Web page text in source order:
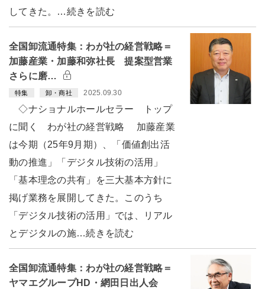
してきた。…続きを読む
全国卸流通特集：わが社の経営戦略＝
加藤産業・加藤和弥社長 提案型営業
さらに磨…
特集 卸・商社 2025.09.30
◇ナショナルホールセラー トップ
に聞く わが社の経営戦略 加藤産業
は今期（25年9月期）、「価値創出活
動の推進」「デジタル技術の活用」
「基本理念の共有」を三大基本方針に
掲げ業務を展開してきた。このうち
「デジタル技術の活用」では、リアル
とデジタルの施…続きを読む
全国卸流通特集：わが社の経営戦略＝
ヤマエグループHD・網田日出人会